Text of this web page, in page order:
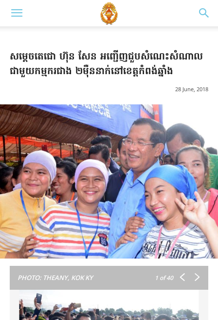
សម្តេចតេជោ ហ៊ុន សែន អញ្ជើញជួបសំណេះសំណាល
ជាមួយកម្មករជាង ២ម៉ឺននាក់នៅខេត្តកំពង់ឆ្នាំង
28 June, 2018
PHOTO: THEANY, KOK KY 1 of 40